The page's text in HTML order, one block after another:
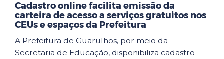
Cadastro online facilita emissão da
carteira de acesso a serviços gratuitos nos
CEUs e espaços da Prefeitura
A Prefeitura de Guarulhos, por meio da
Secretaria de Educação, disponibiliza cadastro